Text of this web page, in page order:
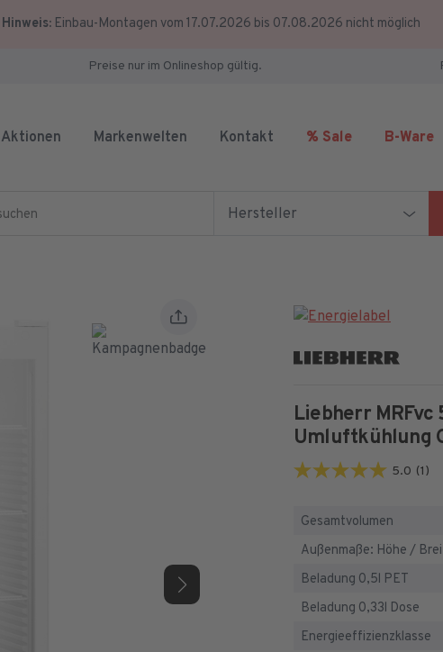
Hinweis:Einbau-Montagen vom 17.07.2026 bis 07.08.2026 nicht möglich
Preise nur im Onlineshop gültig.
Aktionen Markenwelten Kontakt % Sale B-Ware
Hersteller
Liebherr
Umluftkühlung
5.0 (1)
5.0
Sternen.
Bewertung
Gesamtvolumen
Außenmaße: Höhe /
Beladung 0,5l PET
Beladung 0,33l Dose
Energieeffizienzklasse